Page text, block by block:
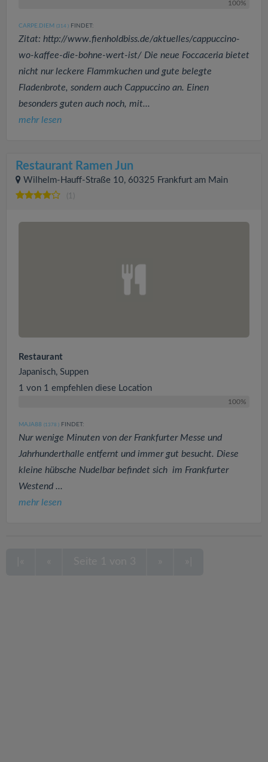
100%
CARPE.DIEM (314 ) FINDET:
Zitat: http://www.fienholdbiss.de/aktuelles/cappuccino-
wo-kaffee-die-bohne-wert-ist/ Die neue Foccaceria bietet
nicht nur leckere Flammkuchen und gute belegte
Fladenbrote, sondern auch Cappuccino an. Einen
besonders guten auch noch, mit...
mehr lesen
Restaurant Ramen Jun
Wilhelm-Hauff-Straße 10, 60325 Frankfurt am Main
(1)
Restaurant
Japanisch, Suppen
1 von 1 empfehlen diese Location
100%
MAJA88 (1378 ) FINDET:
Nur wenige Minuten von der Frankfurter Messe und
Jahrhunderthalle entfernt und immer gut besucht. Diese
kleine hübsche Nudelbar befindet sich im Frankfurter
Westend ...
mehr lesen